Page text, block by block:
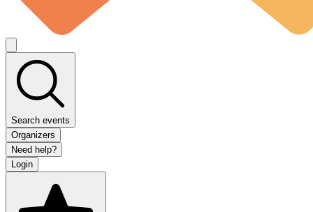
Search events
Organizers
Need help?
Login